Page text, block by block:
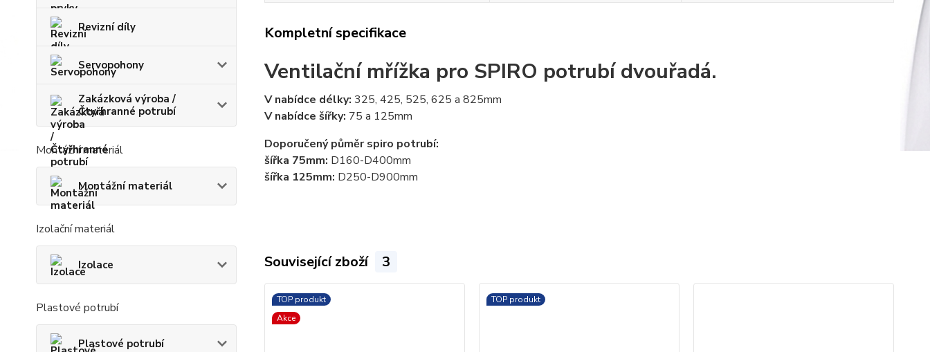
Revizní díly
Servopohony
Zakázková výroba /
Čtyřhranné potrubí
Montážní materiál
Montážní materiál
Izolační materiál
Izolace
Plastové potrubí
Plastové potrubí
Kompletní specifikace
Ventilační mřížka pro SPIRO potrubí dvouřadá.
V nabídce délky: 325, 425, 525, 625 a 825mm
V nabídce šířky: 75 a 125mm
Doporučený půměr spiro potrubí:
šířka 75mm: D160-D400mm
šířka 125mm: D250-D900mm
Související zboží 3
TOP produkt
Akce
TOP produkt